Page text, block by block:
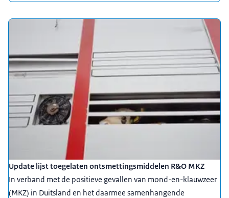
Update lijst toegelaten ontsmettingsmiddelen R&O MKZ
In verband met de positieve gevallen van mond-en-klauwzeer
(MKZ) in Duitsland en het daarmee samenhangende